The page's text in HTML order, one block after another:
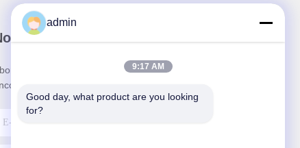
newsletter
vous à notre newsletter pour des réductions et plus
admin
9:17 AM
Good day, what product are you looking
for?